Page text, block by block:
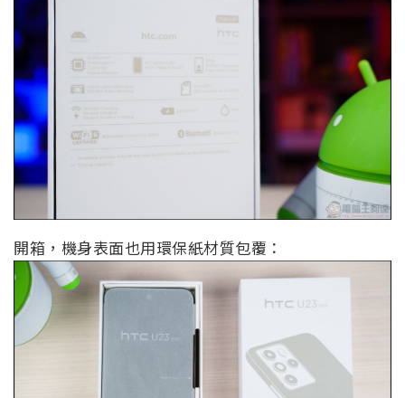
開箱，機身表面也用環保紙材質包覆：